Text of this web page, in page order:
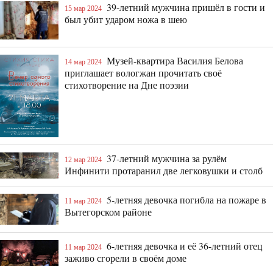
15 мар 2024
39-летний мужчина пришёл в гости и
был убит ударом ножа в шею
14 мар 2024 Музей-квартира Василия Белова
приглашает вологжан прочитать своё
стихотворение на Дне поэзии
12 мар 2024
37-летний мужчина за рулём
Инфинити протаранил две легковушки и столб
11 мар 2024 5-летняя девочка погибла на пожаре в
Вытегорском районе
11 мар 2024 6-летняя девочка и её 36-летний отец
заживо сгорели в своём доме